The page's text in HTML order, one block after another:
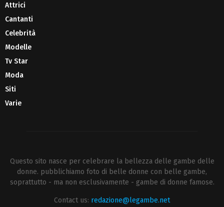
Attrici
Cantanti
Celebrità
Modelle
Tv Star
Moda
Siti
Varie
Questo sito nasce per celebrare la bellezza delle gambe delle
donne. pubblichiamo foto di belle donne con belle gambe,
soprattutto - ma non esclusivamente - gambe di donne famose.
Contact us: redazione@legambe.net